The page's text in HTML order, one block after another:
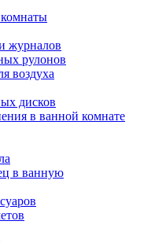
журналов
рулонов
воздуха
дисков
в ванной комнате
в ванную